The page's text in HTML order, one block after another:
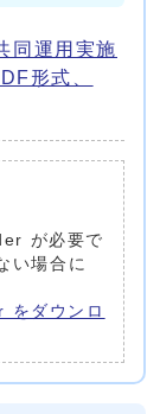
同運用実施
形式、
が必要で
い場合に
ダウンロ